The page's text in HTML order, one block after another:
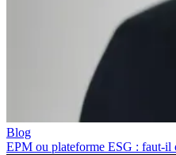
Blog
EPM ou plateforme ESG : faut-il